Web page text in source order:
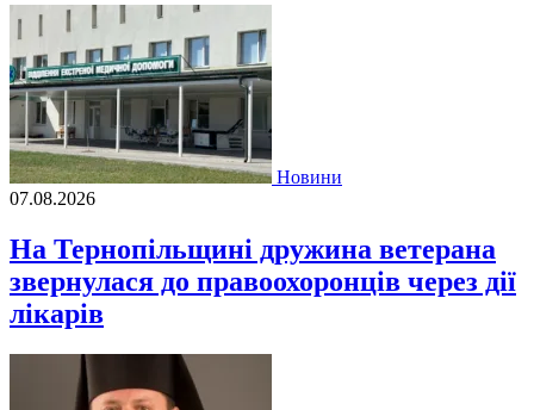
Новини
07.08.2026
На Тернопільщині дружина ветерана
звернулася до правоохоронців через дії
лікарів